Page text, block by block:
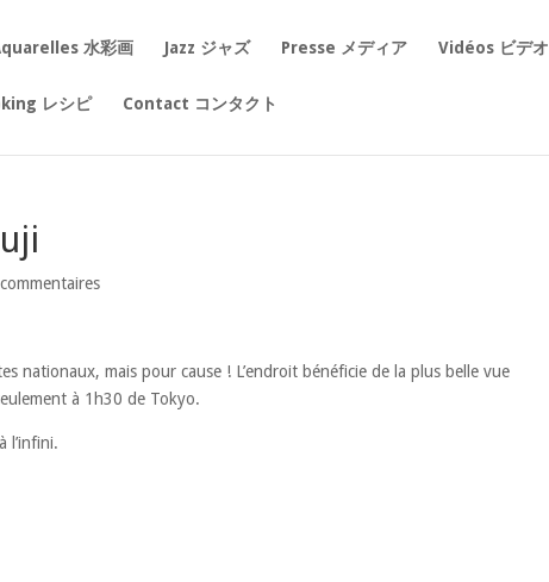
水彩画 Jazz ジャズ Presse メディア Vidéos ビデオ
レシピ Contact コンタクト
nationaux, mais pour cause ! L’endroit bénéficie de la plus belle vue
à 1h30 de Tokyo.
l’infini.